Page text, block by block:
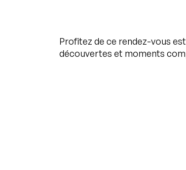
Profitez de ce rendez-vous
découvertes et moments